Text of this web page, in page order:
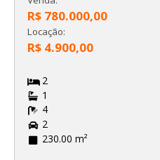
R$ 780.000,00
Locação:
R$ 4.900,00
2
1
4
2
230.00 m²